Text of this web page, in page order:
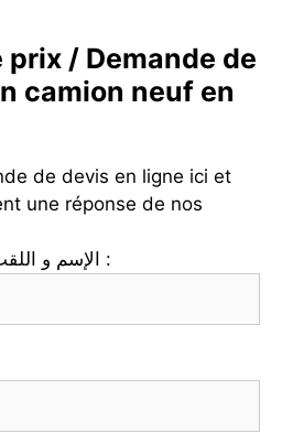
prix / Demande de
camion neuf en
de devis en ligne ici et
une réponse de nos
Nom et prénom - الإسم و اللقب :